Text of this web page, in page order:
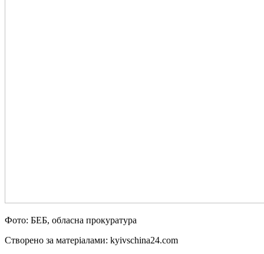
Фото: БЕБ, обласна прокуратура
Створено за матеріалами: kyivschina24.com